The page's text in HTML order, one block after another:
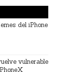
del iPhone
vulnerable